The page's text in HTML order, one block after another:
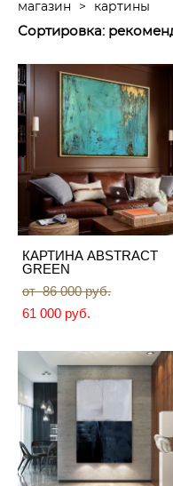
магазин > картины
Сортировка:
КАРТИНА ABSTRACT
GREEN
от 86 000 pуб.
61 000 pуб.